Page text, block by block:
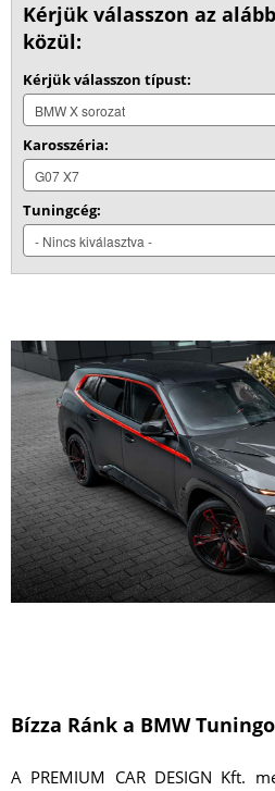
Kérjük válasszon az
közül:
Kérjük válasszon típust:
Karosszéria:
Tuningcég:
Bízza Ránk a BMW
A PREMIUM CAR DESIGN Kft.